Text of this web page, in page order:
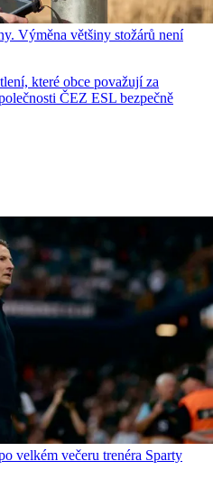
Výměna většiny stožárů není
které obce považují za
ČEZ ESL bezpečně
velkém večeru trenéra Sparty